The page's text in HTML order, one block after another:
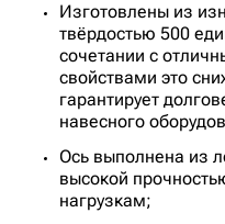
Изготовлены из
твёрдостью 500
сочетании с
свойствами это
гарантирует
навесного
Ось выполнена из
высокой
нагрузкам;